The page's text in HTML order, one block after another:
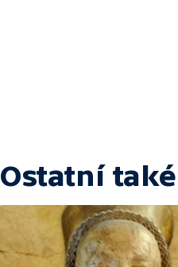
Ostatní